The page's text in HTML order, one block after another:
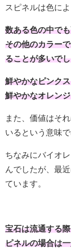
スピネルは色に
数ある色の中で
その他のカラー
ることが多いで
鮮やかなピンク
鮮やかなオレン
また、価値はそ
いるという意味
ちなみにバイオ
んでしたが、最
ています。
宝石は流通する
ピネルの場合は